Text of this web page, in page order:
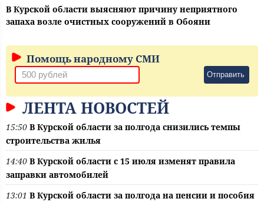
В Курской области выясняют причину неприятного
запаха возле очистных сооружений в Обояни
Помощь народному СМИ
Отправить
ЛЕНТА НОВОСТЕЙ
15:50 В Курской области за полгода снизились темпы
строительства жилья
14:40 В Курской области с 15 июля изменят правила
заправки автомобилей
13:01 В Курской области за полгода на пенсии и пособия